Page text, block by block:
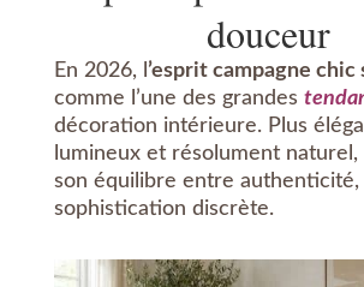
douceur
En 2026, l ’esprit campagne chic
comme l’une des grandes
décoration intérieure. Plus
lumineux et résolument
son équilibre entre
sophistication discrète.